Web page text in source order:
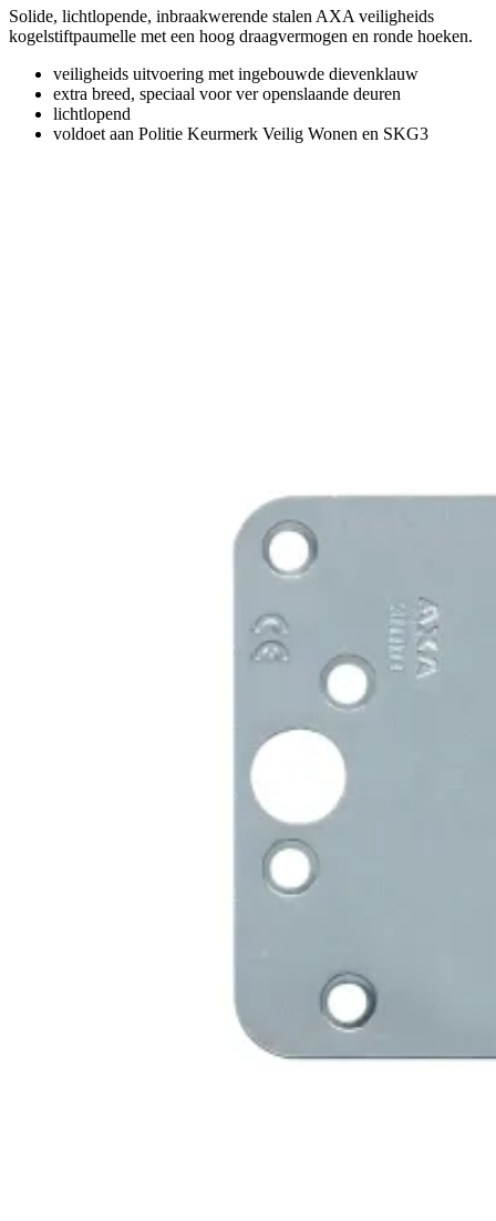
Solide, lichtlopende, inbraakwerende stalen AXA veiligheids
kogelstiftpaumelle met een hoog draagvermogen en ronde hoeken.
veiligheids uitvoering met ingebouwde dievenklauw
extra breed, speciaal voor ver openslaande deuren
lichtlopend
voldoet aan Politie Keurmerk Veilig Wonen en SKG3